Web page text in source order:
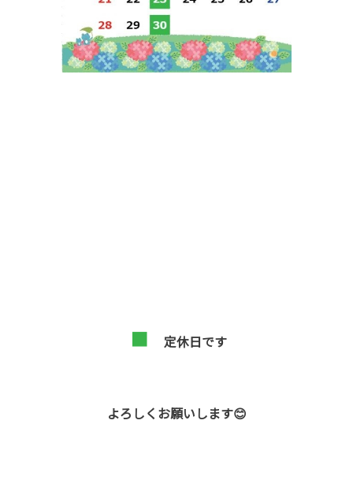
■ 定休日です
よろしくお願いします😊